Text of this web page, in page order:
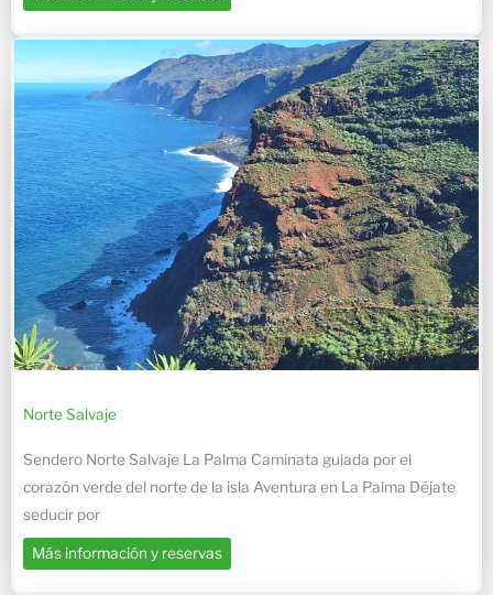
Norte Salvaje
Sendero Norte Salvaje La Palma Caminata guiada por el
corazón verde del norte de la isla Aventura en La Palma Déjate
seducir por
Más información y reservas